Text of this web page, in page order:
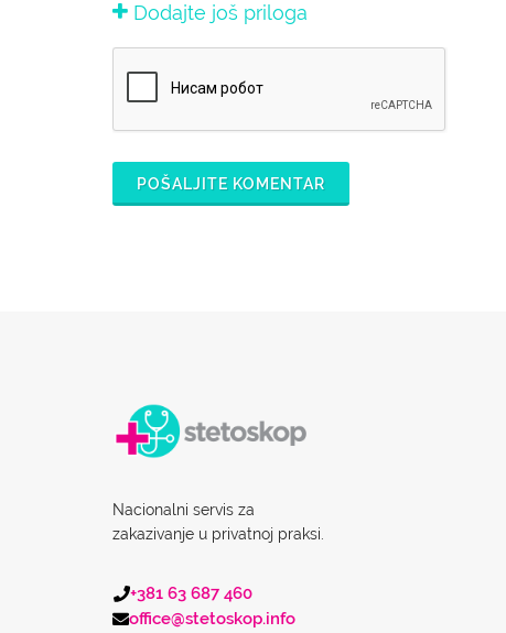
Dodajte još priloga
POŠALJITE KOMENTAR
Nacionalni servis za
zakazivanje u privatnoj praksi.
+381 63 687 460
office@stetoskop.info